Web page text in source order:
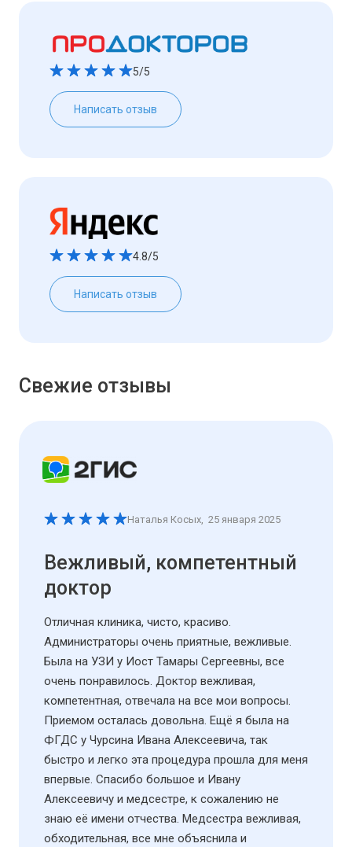
5/5
Написать отзыв
4.8/5
Написать отзыв
Свежие отзывы
Наталья Косых, 25 января 2025
Вежливый, компетентный
доктор
Отличная клиника, чисто, красиво.
Администраторы очень приятные, вежливые.
Была на УЗИ у Иост Тамары Сергеевны, все
очень понравилось. Доктор вежливая,
компетентная, отвечала на все мои вопросы.
Приемом осталась довольна. Ещё я была на
ФГДС у Чурсина Ивана Алексеевича, так
быстро и легко эта процедура прошла для меня
впервые. Спасибо большое и Ивану
Алексеевичу и медсестре, к сожалению не
знаю её имени отчества. Медсестра вежливая,
обходительная, все мне объяснила и